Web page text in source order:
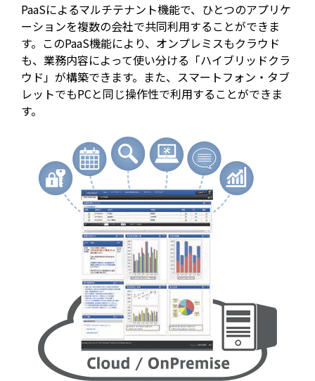
PaaSによるマルチテナント機能で、ひとつのアプリケ
ーションを複数の会社で共同利用することができま
す。このPaaS機能により、オンプレミスもクラウド
も、業務内容によって使い分ける「ハイブリッドクラ
ウド」が構築できます。また、スマートフォン・タブ
レットでもPCと同じ操作性で利用することができま
す。